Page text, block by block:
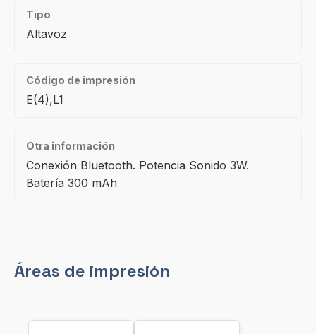
Tipo
Altavoz
Código de impresión
E(4),L1
Otra información
Conexión Bluetooth. Potencia Sonido 3W.
Batería 300 mAh
Áreas de impresión